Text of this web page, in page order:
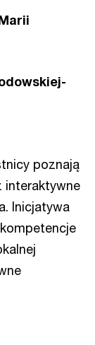
poznają
interaktywne
Inicjatywa